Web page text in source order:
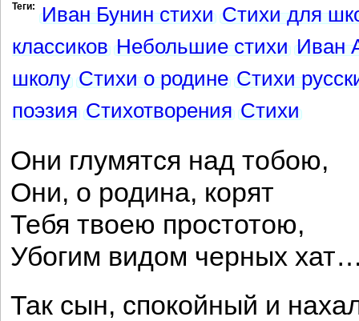
Теги: Иван Бунин стихи Стихи для
классиков Небольшие стихи Иван
школу Стихи о родине Стихи
поэзия Стихотворения Стихи
Они глумятся над тобою,
Они, о родина, корят
Тебя твоею простотою,
Убогим видом черных
Так сын, спокойный и